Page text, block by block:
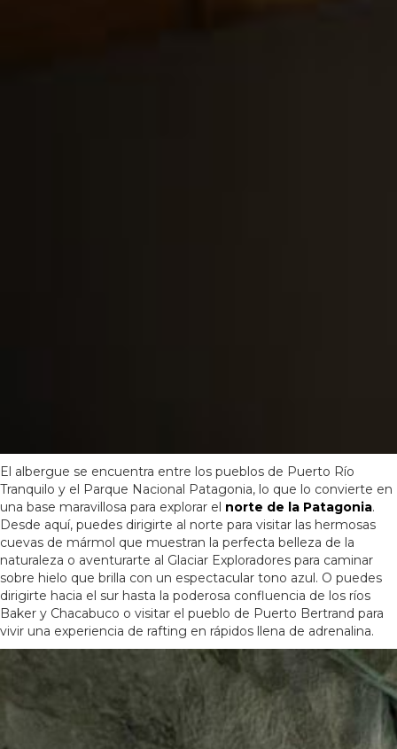
El albergue se encuentra entre los pueblos de Puerto Río
Tranquilo y el Parque Nacional Patagonia, lo que lo convierte en
una base maravillosa para explorar el norte de la Patagonia.
Desde aquí, puedes dirigirte al norte para visitar las hermosas
cuevas de mármol que muestran la perfecta belleza de la
naturaleza o aventurarte al Glaciar Exploradores para caminar
sobre hielo que brilla con un espectacular tono azul. O puedes
dirigirte hacia el sur hasta la poderosa confluencia de los ríos
Baker y Chacabuco o visitar el pueblo de Puerto Bertrand para
vivir una experiencia de rafting en rápidos llena de adrenalina.